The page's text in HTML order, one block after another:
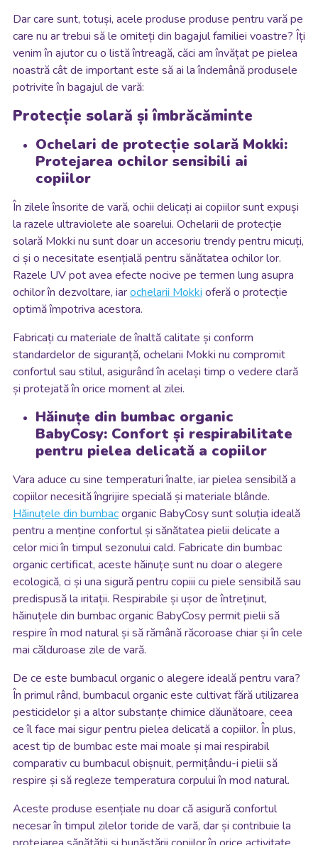
Dar care sunt, totuși, acele produse produse pentru vară pe
care nu ar trebui să le omiteți din bagajul familiei voastre? Îți
venim în ajutor cu o listă întreagă, căci am învățat pe pielea
noastră cât de important este să ai la îndemână produsele
potrivite în bagajul de vară:
Protecție solară și îmbrăcăminte
Ochelari de protecție solară Mokki:
Protejarea ochilor sensibili ai
copiilor
În zilele însorite de vară, ochii delicați ai copiilor sunt expuși
la razele ultraviolete ale soarelui. Ochelarii de protecție
solară Mokki nu sunt doar un accesoriu trendy pentru micuți,
ci și o necesitate esențială pentru sănătatea ochilor lor.
Razele UV pot avea efecte nocive pe termen lung asupra
ochilor în dezvoltare, iarochelarii Mokki oferă o protecție
optimă împotriva acestora.
Fabricați cu materiale de înaltă calitate și conform
standardelor de siguranță, ochelarii Mokki nu compromit
confortul sau stilul, asigurând în același timp o vedere clară
și protejată în orice moment al zilei.
Hăinuțe din bumbac organic
BabyCosy: Confort și respirabilitate
pentru pielea delicată a copiilor
Vara aduce cu sine temperaturi înalte, iar pielea sensibilă a
copiilor necesită îngrijire specială și materiale blânde.
Hăinuțele din bumbacorganic BabyCosy sunt soluția ideală
pentru a menține confortul și sănătatea pielii delicate a
celor mici în timpul sezonului cald. Fabricate din bumbac
organic certificat, aceste hăinuțe sunt nu doar o alegere
ecologică, ci și una sigură pentru copiii cu piele sensibilă sau
predispusă la iritații. Respirabile și ușor de întreținut,
hăinuțele din bumbac organic BabyCosy permit pielii să
respire în mod natural și să rămână răcoroase chiar și în cele
mai călduroase zile de vară.
De ce este bumbacul organic o alegere ideală pentru vara?
În primul rând, bumbacul organic este cultivat fără utilizarea
pesticidelor și a altor substanțe chimice dăunătoare, ceea
ce îl face mai sigur pentru pielea delicată a copiilor. În plus,
acest tip de bumbac este mai moale și mai respirabil
comparativ cu bumbacul obișnuit, permițându-i pielii să
respire și să regleze temperatura corpului în mod natural.
Aceste produse esențiale nu doar că asigură confortul
necesar în timpul zilelor toride de vară, dar și contribuie la